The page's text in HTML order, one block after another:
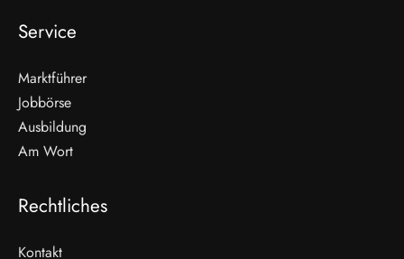
Service
Marktführer
Jobbörse
Ausbildung
Am Wort
Rechtliches
Kontakt